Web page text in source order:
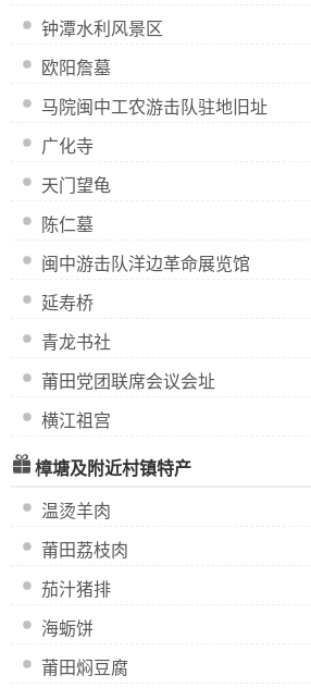
钟潭水利风景区
欧阳詹墓
马院闽中工农游击队驻地旧址
广化寺
天门望龟
陈仁墓
闽中游击队洋边革命展览馆
延寿桥
青龙书社
莆田党团联席会议会址
横江祖宫
樟塘及附近村镇特产
温烫羊肉
莆田荔枝肉
茄汁猪排
海蛎饼
莆田焖豆腐